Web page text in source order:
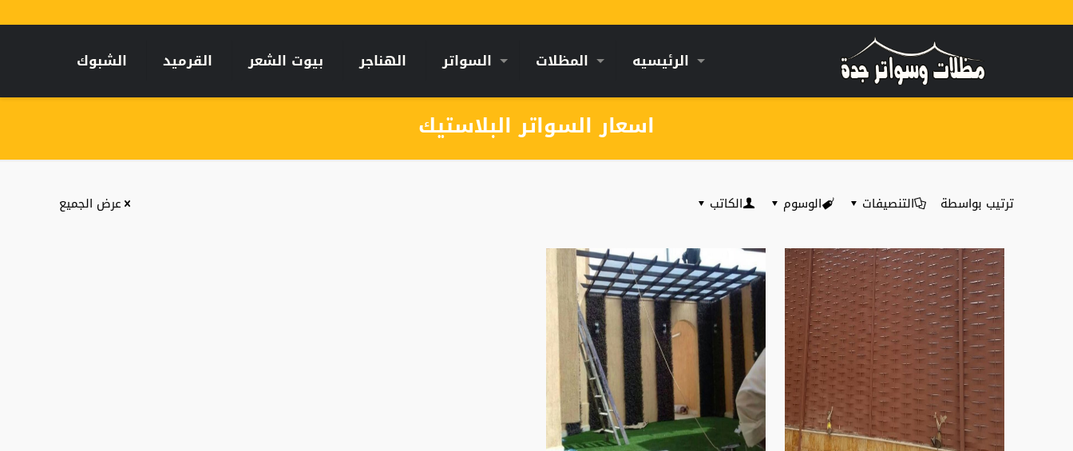
الرئيسيه المظلات السواتر الهناجر بيوت الشعر القرميد الشبوك
اسعار السواتر البلاستيك
ترتيب بواسطة التنصيفات الوسوم الكاتب عرض الجميع